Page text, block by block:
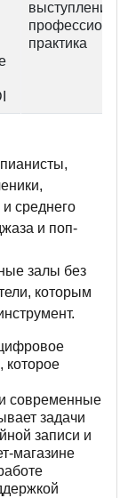
выступления,
практика
среднего
и поп-
залы без
которым
которое
современные
задачи
записи и
магазине